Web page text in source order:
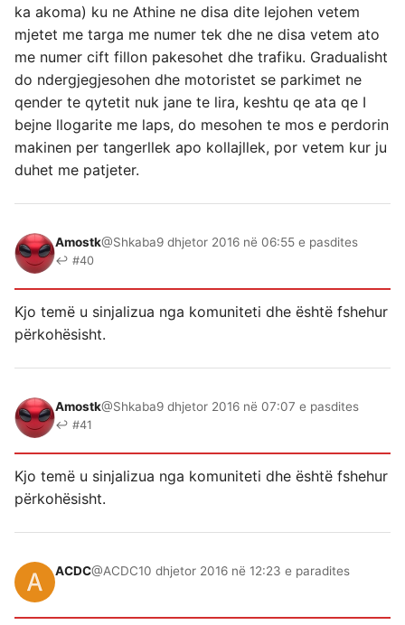
ka akoma) ku ne Athine ne disa dite lejohen vetem
mjetet me targa me numer tek dhe ne disa vetem ato
me numer cift fillon pakesohet dhe trafiku. Gradualisht
do ndergjegjesohen dhe motoristet se parkimet ne
qender te qytetit nuk jane te lira, keshtu qe ata qe I
bejne llogarite me laps, do mesohen te mos e perdorin
makinen per tangerllek apo kollajllek, por vetem kur ju
duhet me patjeter.
Amostk@Shkaba9 dhjetor 2016 në 06:55 e pasdites
↩ #40
Kjo temë u sinjalizua nga komuniteti dhe është fshehur
përkohësisht.
Amostk@Shkaba9 dhjetor 2016 në 07:07 e pasdites
↩ #41
Kjo temë u sinjalizua nga komuniteti dhe është fshehur
përkohësisht.
ACDC@ACDC10 dhjetor 2016 në 12:23 e paradites